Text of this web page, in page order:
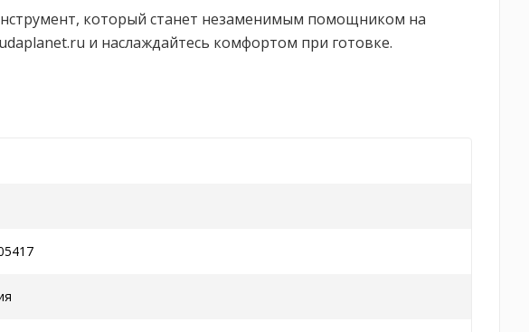
который станет незаменимым помощником на
и наслаждайтесь комфортом при готовке.